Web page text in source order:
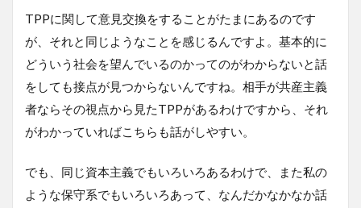
TPPに関して意見交換をすることがたまにあるのです
が、それと同じようなことを感じるんですよ。基本的に
どういう社会を望んでいるのかってのがわからないと話
をしても接点が見つからないんですね。相手が共産主義
者ならその視点から見たTPPがあるわけですから、それ
がわかっていればこちらも話がしやすい。
でも、同じ資本主義でもいろいろあるわけで、また私の
ような保守系でもいろいろあって、なんだかなかなか話